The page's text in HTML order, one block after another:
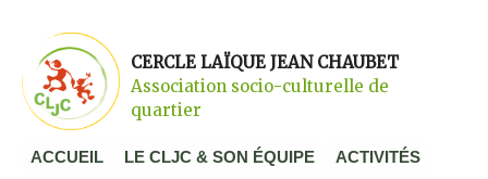
CERCLE LAÏQUE JEAN CHAUBET
Association socio-culturelle de
quartier
ACCUEIL LE CLJC & SON ÉQUIPE ACTIVITÉS